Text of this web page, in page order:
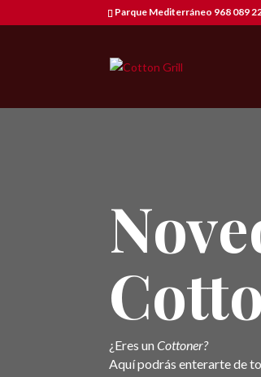
Parque Mediterráneo 968 089
¿Eres unCottoner?
Aquí podrás enterarte de